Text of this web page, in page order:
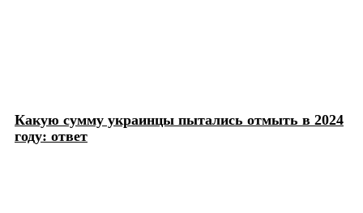
Какую сумму украинцы пытались отмыть в 2024
году: ответ